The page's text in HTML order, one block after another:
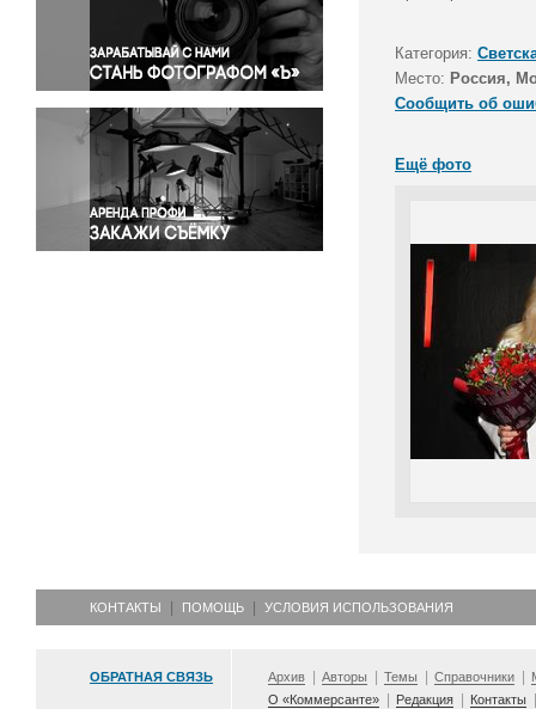
Правосудие
Происшествия и конфликты
Религия
Светская жизнь
Спорт
Экология
Экономика и бизнес
Категория:
Место: Россия,
Сообщить об
Ещё фото
КОНТАКТЫ ПОМОЩЬ УСЛОВИЯ ИСПОЛЬЗОВАНИЯ
ОБРАТНАЯ СВЯЗЬ Архив Авторы Темы Справочники
О «Коммерсанте»
Редакция Контакты